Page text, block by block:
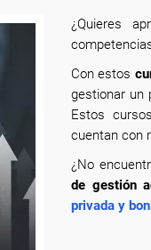
¿Quieres
Con estos
gestionar un
Estos
cuentan con
¿No
de gestión
privada y